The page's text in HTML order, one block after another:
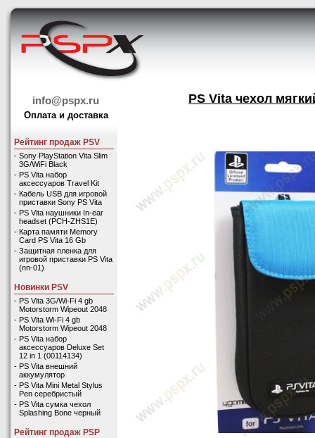
info@pspx.ru
Оплата и доставка
Рейтинг продаж PSV
- Sony PlayStation Vita Slim
3G/WiFi Black
- PS Vita набор
аксессуаров Travel Kit
- Кабель USB для игровой
приставки Sony PS Vita
- PS Vita наушники In-ear
headset (PCH-ZHS1E)
- Карта памяти Memory
Card PS Vita 16 Gb
- Защитная пленка для
игровой приставки PS Vita
(nn-01)
Новинки PSV
- PS Vita 3G/Wi-Fi 4 gb
Motorstorm Wipeout 2048
- PS Vita Wi-Fi 4 gb
Motorstorm Wipeout 2048
- PS Vita набор
аксессуаров Deluxe Set
12 in 1 (00114134)
- PS Vita внешний
аккумулятор
- PS Vita Mini Metal Stylus
Pen серебристый
- PS Vita сумка чехол
Splashing Bone черный
Рейтинг продаж PSP
PS Vita чехол